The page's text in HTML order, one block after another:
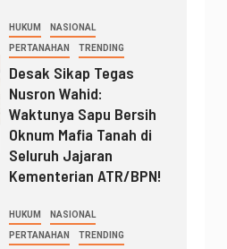
HUKUM NASIONAL
PERTANAHAN TRENDING
Desak Sikap Tegas
Nusron Wahid:
Waktunya Sapu Bersih
Oknum Mafia Tanah di
Seluruh Jajaran
Kementerian ATR/BPN!
HUKUM NASIONAL
PERTANAHAN TRENDING